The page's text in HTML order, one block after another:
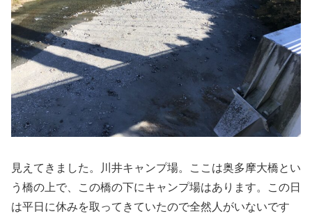
見えてきました。川井キャンプ場。ここは奥多摩大橋とい
う橋の上で、この橋の下にキャンプ場はあります。この日
は平日に休みを取ってきていたので全然人がいないです